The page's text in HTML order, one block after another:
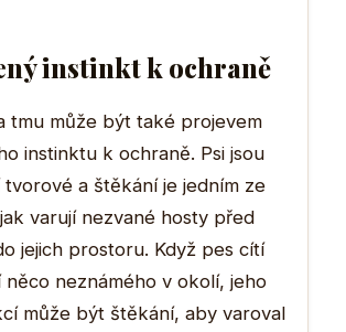
instinkt k ochraně
tmu může být také projevem
instinktu k ochraně. Psi jsou
a štěkání je jedním ze
varují nezvané hosty před
jejich prostoru. Když pes cítí
něco neznámého v okolí, jeho
může být štěkání, aby varoval